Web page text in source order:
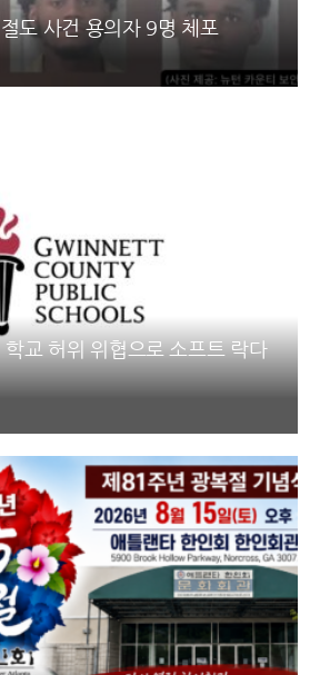
도 사건 용의자 9명 체포
교 허위 위협으로 소프트 락다